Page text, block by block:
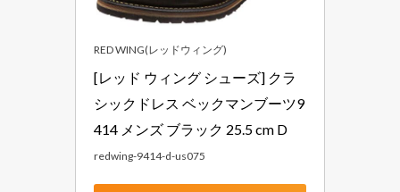
RED WING(レッドウィング)
[レッド ウィング シューズ] クラ
シックドレス ベックマンブーツ9
414 メンズ ブラック 25.5 cm D
redwing-9414-d-us075